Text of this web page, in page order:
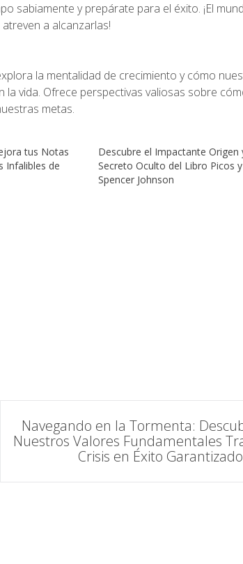
sabiamente y prepárate para el éxito. ¡El
a alcanzarlas!
la mentalidad de crecimiento y cómo
vida. Ofrece perspectivas valiosas sobre
metas.
tus Notas
Infalibles de
Descubre el Impactante Origen
Secreto Oculto del Libro Picos
Spencer Johnson
Navegando en la Tormenta:
Nuestros Valores Fundamentales
Crisis en Éxito Garantizado